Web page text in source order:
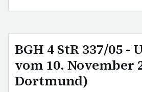
BGH 4 StR 337/05 -
vom 10. November
Dortmund)